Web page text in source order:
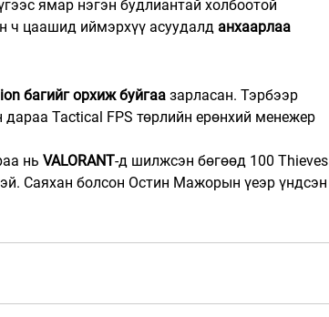
ямар нэгэн будлиантай холбоотой
ч цаашид иймэрхүү асуудалд анхаарлаа
багийг орхиж буйгаа зарласан. Тэрбээр
Tactical FPS төрлийн ерөнхий менежер
нь VALORANT-д шилжсэн бөгөөд 100 Thieves
Саяхан болсон Остин Мажорын үеэр үндсэн